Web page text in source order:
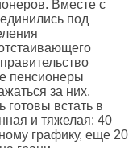
Вместе с
под
пенсионеры
за них.
готовы встать в
и тяжелая: 40
графику, еще 20